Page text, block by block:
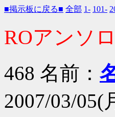
■掲示板に戻る■ 全部 1- 101-
ROアンソ
468 名前：
2007/03/05(